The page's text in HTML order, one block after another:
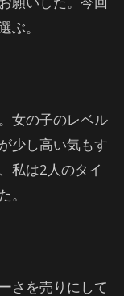
ぶ。
女の子のレベル
少し高い気もす
私は2人のタイ
。
さを売りにして